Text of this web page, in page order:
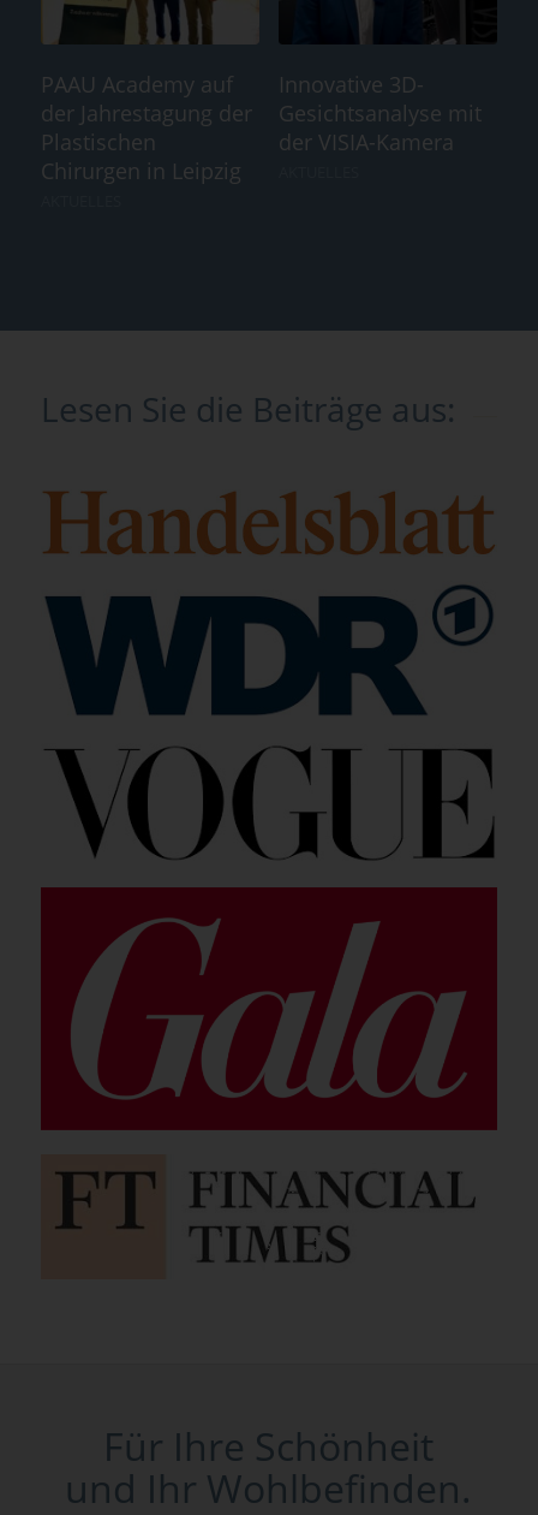
PAAU Academy auf
der Jahrestagung der
Plastischen
Chirurgen in Leipzig
Innovative 3D-
Gesichtsanalyse mit
der VISIA-Kamera
Lesen Sie die Beiträge aus:
Für Ihre Schönheit
und Ihr Wohlbefinden.